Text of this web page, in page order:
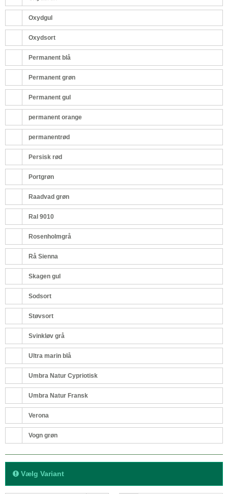
Oxydgul
Oxydsort
Permanent blå
Permanent grøn
Permanent gul
permanent orange
permanentrød
Persisk rød
Portgrøn
Raadvad grøn
Ral 9010
Rosenholmgrå
Rå Sienna
Skagen gul
Sodsort
Støvsort
Svinkløv grå
Ultra marin blå
Umbra Natur Cypriotisk
Umbra Natur Fransk
Verona
Vogn grøn
Vælg Variant